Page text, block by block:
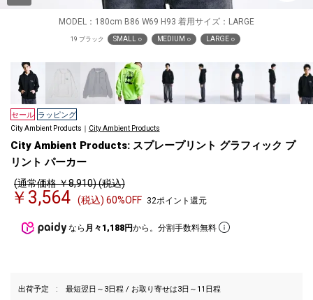
MODEL：180cm B86 W69 H93 着用サイズ：LARGE
19 ブラック SMALL ○ MEDIUM ○ LARGE ○
セール ラッピング
City Ambient Products｜ City Ambient Products
City Ambient Products: スプレープリント グラフィック プ
リント パーカー
(通常価格 ￥8,910) (税込)
￥3,564 (税込) 60%OFF 32ポイント還元
なら 月々1,188円から。分割手数料無料
出荷予定
最短翌日～3日程 / お取り寄せは3日～11日程